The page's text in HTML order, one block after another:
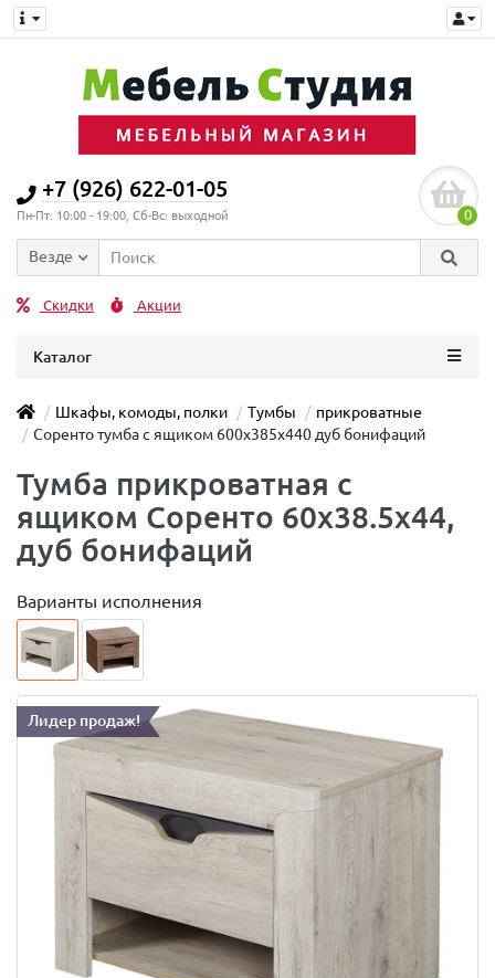
+7 (926) 622-01-05
Пн-Пт: 10:00 - 19:00, Сб-Вс: выходной 0
Везде
Скидки Акции
Каталог
Шкафы, комоды, полки Тумбы
прикроватные
Соренто тумба с ящиком 600х385х440 дуб бонифаций
Тумба прикроватная с
ящиком Соренто 60х38.5х44,
дуб бонифаций
Варианты исполнения
Лидер продаж!